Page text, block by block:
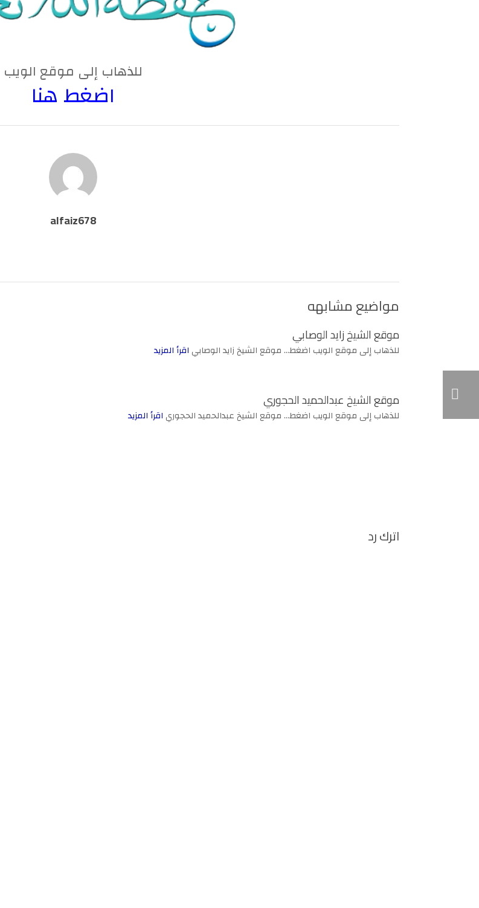
للذهاب إلى موقع الويب
اضغط هنا
alfaiz678
مواضيع مشابهه
موقع الشيخ زايد الوصابي
للذهاب إلى موقع الويب اضغط... موقع الشيخ زايد الوصابي اقرأ المزيد
موقع الشيخ عبدالحميد الحجوري
للذهاب إلى موقع الويب اضغط... موقع الشيخ عبدالحميد الحجوري اقرأ المزيد
اترك رد